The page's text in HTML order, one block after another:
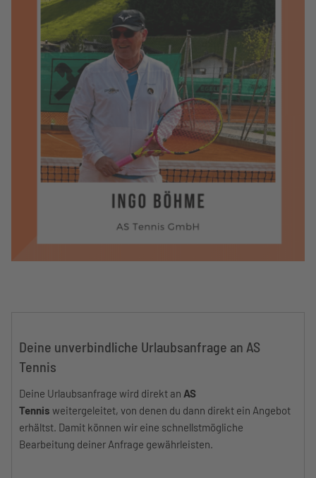
Deine unverbindliche Urlaubsanfrage an AS
Tennis
Deine Urlaubsanfrage wird direkt an AS
Tennis weitergeleitet, von denen du dann direkt ein Angebot
erhältst. Damit können wir eine schnellstmögliche
Bearbeitung deiner Anfrage gewährleisten.